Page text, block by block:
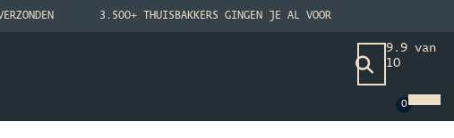
3.500+ THUISBAKKERS GINGEN JE AL VOOR
9.9 van
10